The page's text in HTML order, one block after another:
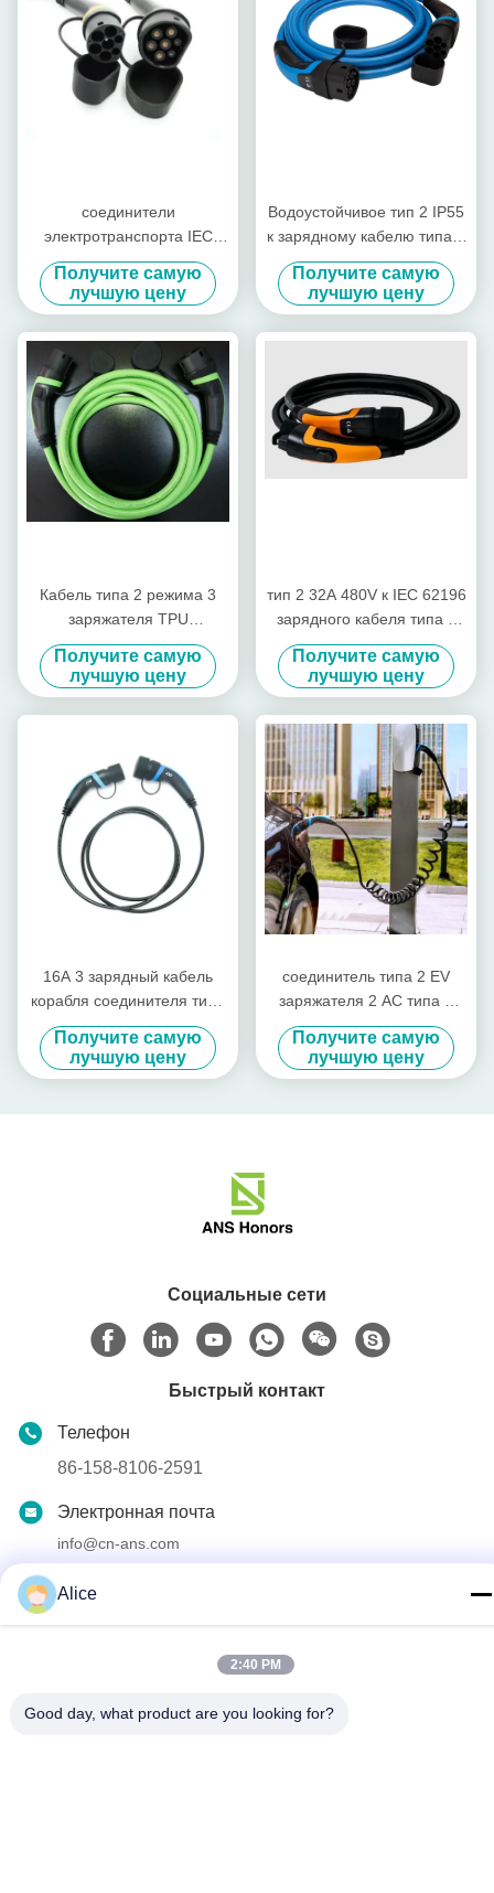
соединители
электротранспорта IEC
62196 зарядного кабеля
типа 2 EV 32A 10m
Получите самую
лучшую цену
Водоустойчивое тип 2 IP55
к зарядному кабелю типа 2
EV для электротранспорта
Получите самую
лучшую цену
Кабель типа 2 режима 3
заряжателя TPU
электрического автомобиля
типа 2 IEC 62196 32A 7.5m
Получите самую
лучшую цену
тип 2 32A 480V к IEC 62196
зарядного кабеля типа 2
EV зарядный кабель 3
участков
Получите самую
лучшую цену
16A 3 зарядный кабель
корабля соединителя типа
2 IEC участка 11KW с
кабелем 5m
Получите самую
лучшую цену
соединитель типа 2 EV
заряжателя 2 AC типа 2
32A 480V 22kW
спиральный
Получите самую
лучшую цену
Социальные сети
Быстрый контакт
Телефон
86-158-8106-2591
Электронная почта
info@cn-ans.com
Адрес
Чэнду
Alice
2:40 PM
Good day, what product are you looking for?